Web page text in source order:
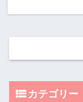
カテゴリー